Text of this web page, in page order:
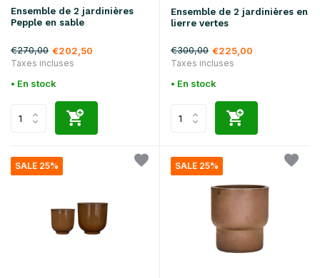
Ensemble de 2 jardinières
Pepple en sable
€270,00 €202,50
Taxes incluses
• En stock
Ensemble de 2 jardinières en
lierre vertes
€300,00 €225,00
Taxes incluses
• En stock
SALE 25% SALE 25%